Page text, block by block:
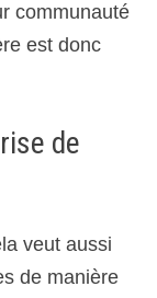
communauté
est donc
de
veut aussi
de manière